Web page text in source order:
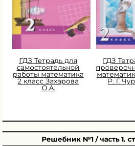
ГДЗ Тетрадь для
самостоятельной
работы математика
2 класс Захарова
О.А.
ГДЗ
Р. Г.
Решебник №1 / часть 1.